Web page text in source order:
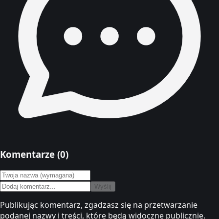
Komentarze (0)
Wyślij
Publikując komentarz, zgadzasz się na przetwarzanie
podanej nazwy i treści, które będą widoczne publicznie.